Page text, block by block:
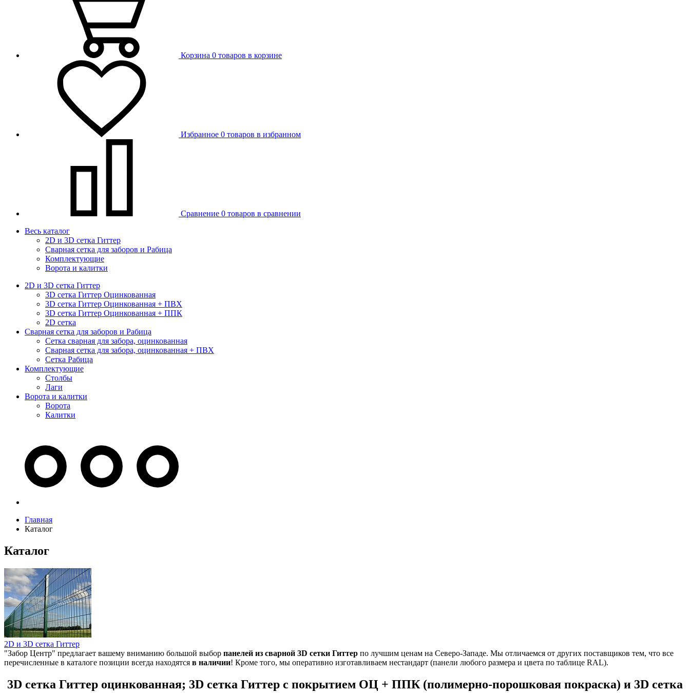
Корзина 0 товаров в корзине
Избранное 0 товаров в избранном
Сравнение 0 товаров в сравнении
Весь каталог
2D и 3D сетка Гиттер
Сварная сетка для заборов и Рабица
Комплектующие
Ворота и калитки
2D и 3D сетка Гиттер
3D сетка Гиттер Оцинкованная
3D сетка Гиттер Оцинкованная + ПВХ
3D сетка Гиттер Оцинкованная + ППК
2D сетка
Сварная сетка для заборов и Рабица
Сетка сварная для забора, оцинкованная
Сварная сетка для забора, оцинкованная + ПВХ
Сетка Рабица
Комплектующие
Столбы
Лаги
Ворота и калитки
Ворота
Калитки
Главная
Каталог
Каталог
2D и 3D сетка Гиттер
"Забор Центр" предлагает вашему вниманию большой выбор панелей из сварной 3D сетки Гиттер по лучшим ценам на Северо-Западе. Мы отличаемся от других поставщиков тем, что все
перечисленные в каталоге позиции всегда находятся в наличии! Кроме того, мы оперативно изготавливаем нестандарт (панели любого размера и цвета по таблице RAL).
3D сетка Гиттер оцинкованная; 3D сетка Гиттер с покрытием ОЦ + ППК (полимерно-порошковая покраска) и 3D сетка